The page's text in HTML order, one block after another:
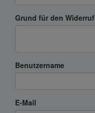
Grund für den Widerruf
Benutzername
E-Mail